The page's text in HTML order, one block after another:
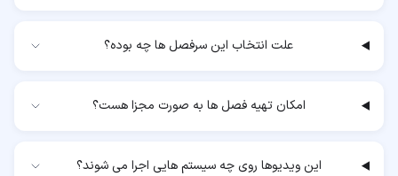
علت انتخاب این سرفصل ها چه بوده؟
امکان تهیه فصل ها به صورت مجزا هست؟
این ویدیوها روی چه سیستم هایی اجرا می شوند؟